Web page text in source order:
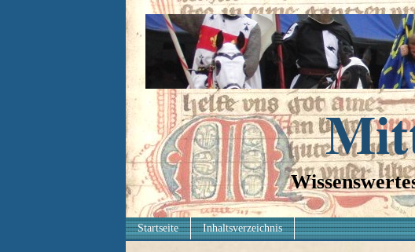
Startseite Inhaltsverzeichnis